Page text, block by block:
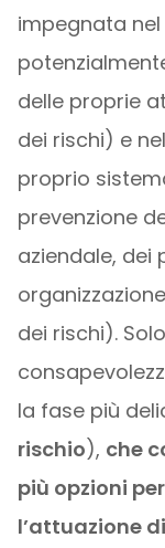
impegnata
delle proprie
dei rischi) e
proprio
prevenzione
aziendale, dei
dei rischi).
la fase più
rischio), che
più opzioni
l’attuazione